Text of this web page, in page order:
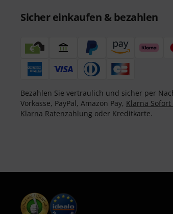
Sicher einkaufen & bezahlen
Bezahlen Sie vertraulich und sicher per
Vorkasse, PayPal, Amazon Pay, Klarna
Klarna Ratenzahlung oder Kreditkarte.